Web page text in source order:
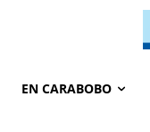
EN CARABOBO